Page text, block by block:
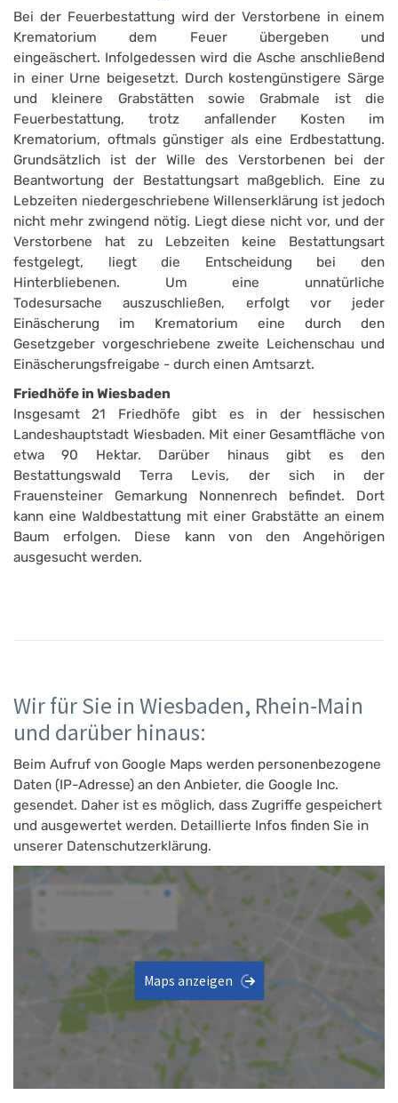
Bei der Feuerbestattung wird der Verstorbene in einem
Krematorium dem Feuer übergeben und
eingeäschert. Infolgedessen wird die Asche anschließend
in einer Urne beigesetzt. Durch kostengünstigere Särge
und kleinere Grabstätten sowie Grabmale ist die
Feuerbestattung, trotz anfallender Kosten im
Krematorium, oftmals günstiger als eine Erdbestattung.
Grundsätzlich ist der Wille des Verstorbenen bei der
Beantwortung der Bestattungsart maßgeblich. Eine zu
Lebzeiten niedergeschriebene Willenserklärung ist jedoch
nicht mehr zwingend nötig. Liegt diese nicht vor, und der
Verstorbene hat zu Lebzeiten keine Bestattungsart
festgelegt, liegt die Entscheidung bei den
Hinterbliebenen. Um eine unnatürliche
Todesursache auszuschließen, erfolgt vor jeder
Einäscherung im Krematorium eine durch den
Gesetzgeber vorgeschriebene zweite Leichenschau und
Einäscherungsfreigabe - durch einen Amtsarzt.
Friedhöfe in Wiesbaden
Insgesamt 21 Friedhöfe gibt es in der hessischen
Landeshauptstadt Wiesbaden. Mit einer Gesamtfläche von
etwa 90 Hektar. Darüber hinaus gibt es den
Bestattungswald Terra Levis, der sich in der
Frauensteiner Gemarkung Nonnenrech befindet. Dort
kann eine Waldbestattung mit einer Grabstätte an einem
Baum erfolgen. Diese kann von den Angehörigen
ausgesucht werden.
Wir für Sie in Wiesbaden, Rhein-Main
und darüber hinaus:
Beim Aufruf von Google Maps werden personenbezogene
Daten (IP-Adresse) an den Anbieter, die Google Inc.
gesendet. Daher ist es möglich, dass Zugriffe gespeichert
und ausgewertet werden. Detaillierte Infos finden Sie in
unserer Datenschutzerklärung.
Maps anzeigen